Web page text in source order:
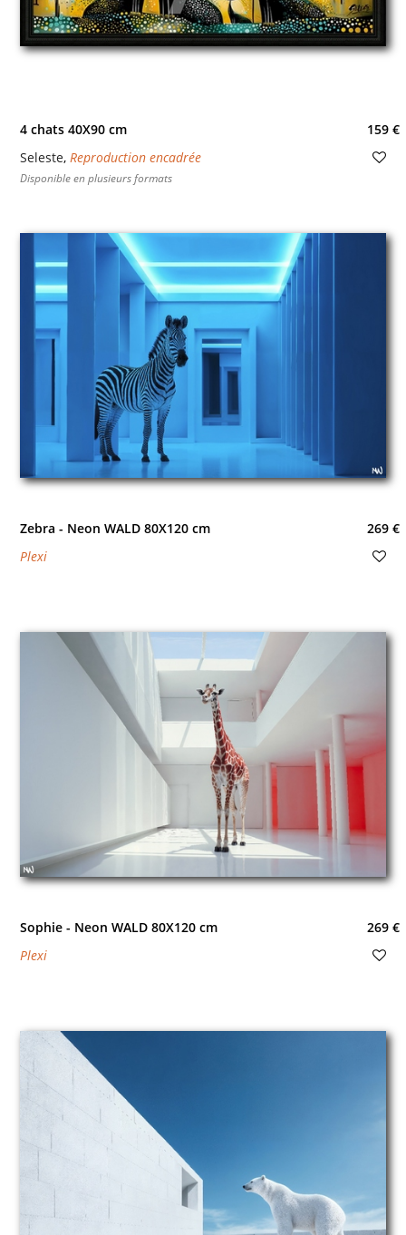
4 chats 40X90 cm
159 €
Seleste, Reproduction encadrée
Disponible en plusieurs formats
Zebra - Neon WALD 80X120 cm
269 €
Plexi
Sophie - Neon WALD 80X120 cm
269 €
Plexi